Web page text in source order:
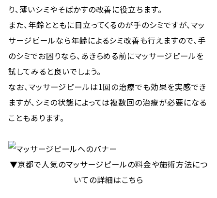
り、薄いシミやそばかすの改善に役立ちます。
また、年齢とともに目立ってくるのが手のシミですが、マッ
サージピールなら年齢によるシミ改善も行えますので、手
のシミでお困りなら、あきらめる前にマッサージピールを
試してみると良いでしょう。
なお、マッサージピールは1回の治療でも効果を実感でき
ますが、シミの状態によっては複数回の治療が必要になる
こともあります。
▼京都で人気のマッサージピールの料金や施術方法につ
いての詳細はこちら